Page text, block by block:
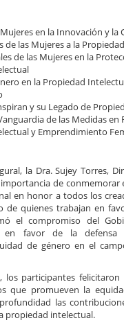
Mujeres en la Innovación y la
de las Mujeres a la
de las Mujeres en la
en la Propiedad
y su Legado de
de las Medidas en
y Emprendimiento
la Dra. Sujey Torres,
de conmemorar
en honor a todos los
de quienes trabajan en
el compromiso del
en favor de la defensa
de género en el
los participantes felicitaron
que promueven la
las
propiedad intelectual.